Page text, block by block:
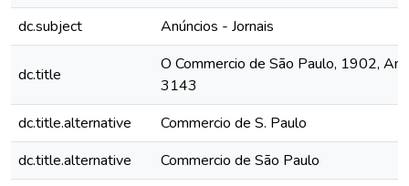
dc.subject
Anúncios - Jornais
dc.title
O Commercio de São Paulo, 1902,
3143
dc.title.alternative
Commercio de S. Paulo
dc.title.alternative
Commercio de São Paulo